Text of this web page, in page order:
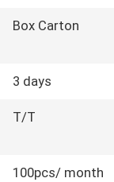
Box Carton
3 days
T/T
100pcs/ month